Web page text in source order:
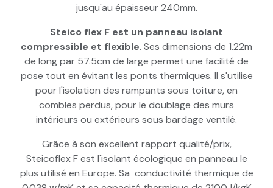
jusqu'au épaisseur 240mm.
Steico flex F est un panneau isolant
compressible et flexible. Ses dimensions de 1.22m
de long par 57.5cm de large permet une facilité de
pose tout en évitant les ponts thermiques. Il s'utilise
pour l'isolation des rampants sous toiture, en
combles perdus, pour le doublage des murs
intérieurs ou extérieurs sous bardage ventilé.
Grâce à son excellent rapport qualité/prix,
Steicoflex F est l'isolant écologique en panneau le
plus utilisé en Europe. Sa conductivité thermique de